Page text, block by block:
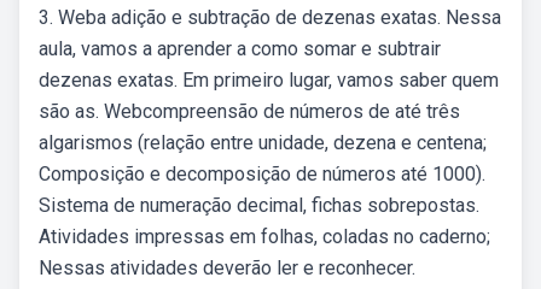
3. Weba adição e subtração de dezenas exatas. Nessa
aula, vamos a aprender a como somar e subtrair
dezenas exatas. Em primeiro lugar, vamos saber quem
são as. Webcompreensão de números de até três
algarismos (relação entre unidade, dezena e centena;
Composição e decomposição de números até 1000).
Sistema de numeração decimal, fichas sobrepostas.
Atividades impressas em folhas, coladas no caderno;
Nessas atividades deverão ler e reconhecer.